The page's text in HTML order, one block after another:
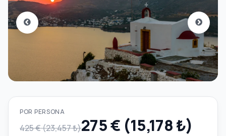
POR PERSONA
425 € (23,457 ₺)275 € (15,178 ₺)